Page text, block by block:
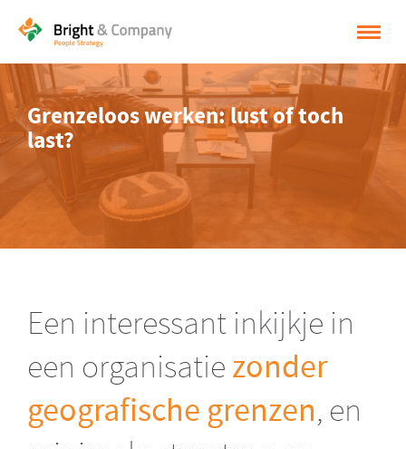
HOME
OPLOSSINGEN
CASES
INSPIRATIE
OVER BRIGHT & COMPANY
NEDERLANDS
ENGLISH
Grenzeloos werken: lust of toch
last?
Een interessant inkijkje in
een organisatiezonder
geografische grenzen, en